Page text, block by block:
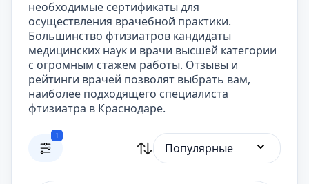
необходимые сертификаты для
осуществления врачебной практики.
Большинство фтизиатров кандидаты
медицинских наук и врачи высшей категории
с огромным стажем работы. Отзывы и
рейтинги врачей позволят выбрать вам,
наиболее подходящего специалиста
фтизиатра в Краснодаре.
1
Популярные